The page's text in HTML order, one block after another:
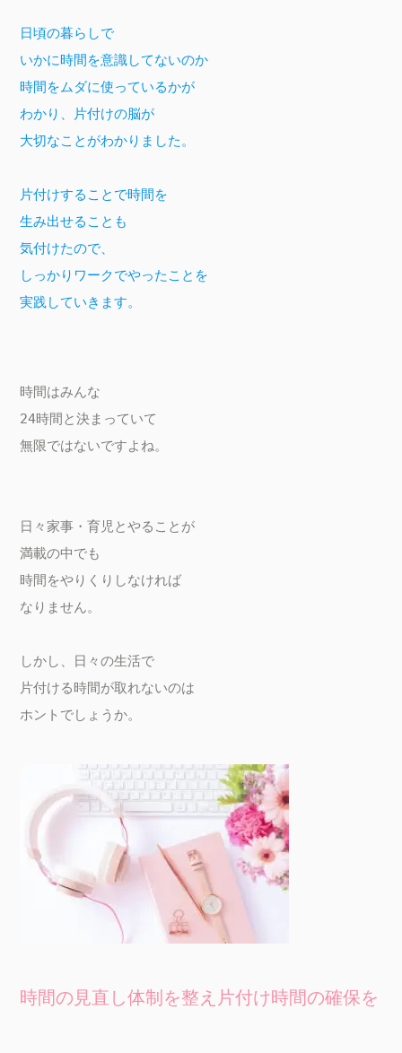
日頃の暮らしで
いかに時間を意識してないのか
時間をムダに使っているかが
わかり、片付けの脳が
大切なことがわかりました。
片付けすることで時間を
生み出せることも
気付けたので、
しっかりワークでやったことを
実践していきます。
時間はみんな
24時間と決まっていて
無限ではないですよね。
日々家事・育児とやることが
満載の中でも
時間をやりくりしなければ
なりません。
しかし、日々の生活で
片付ける時間が取れないのは
時間の見直し体制を整え片付け時間の確保を